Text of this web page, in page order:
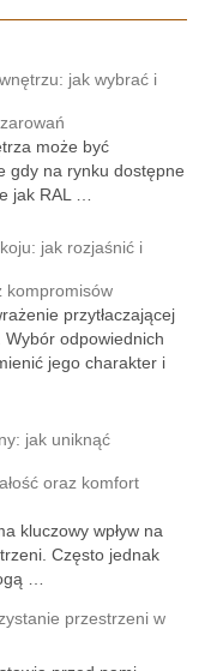
jak wybrać i
może być
gdy na rynku dostępne
jak RAL …
jak rozjaśnić i
kompromisów
przytłaczającej
Wybór odpowiednich
jego charakter i
jak uniknąć
oraz komfort
kluczowy wpływ na
Często jednak
…
przestrzeni w